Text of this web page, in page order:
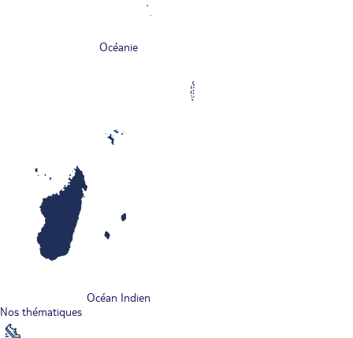
Océanie
Océan Indien
Nos thématiques